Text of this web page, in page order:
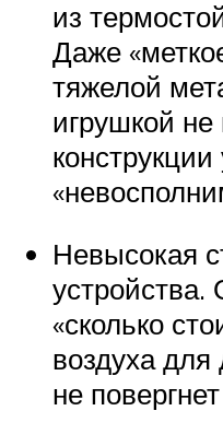
из
Даже
тяжелой
игрушкой не
Невысокая
устройства.
«сколько
воздуха для
не